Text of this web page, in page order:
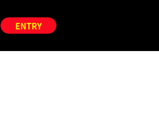
ENTRY